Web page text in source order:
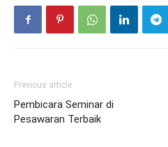
Previous article
Pembicara Seminar di
Pesawaran Terbaik